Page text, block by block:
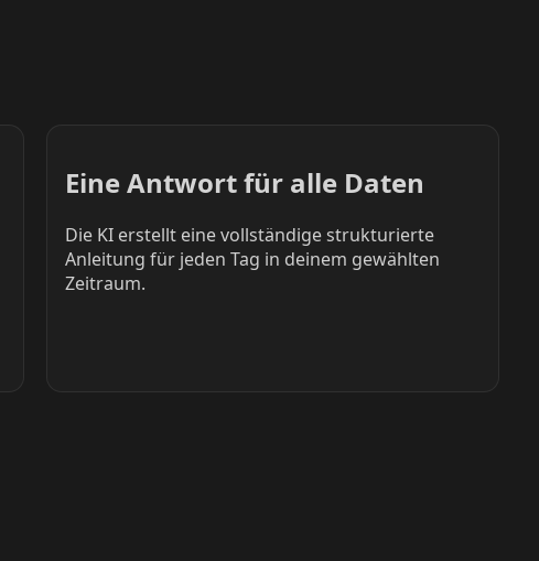
Eine Antwort für alle Daten
Die KI erstellt eine vollständige strukturierte
Anleitung für jeden Tag in deinem gewählten
Zeitraum.